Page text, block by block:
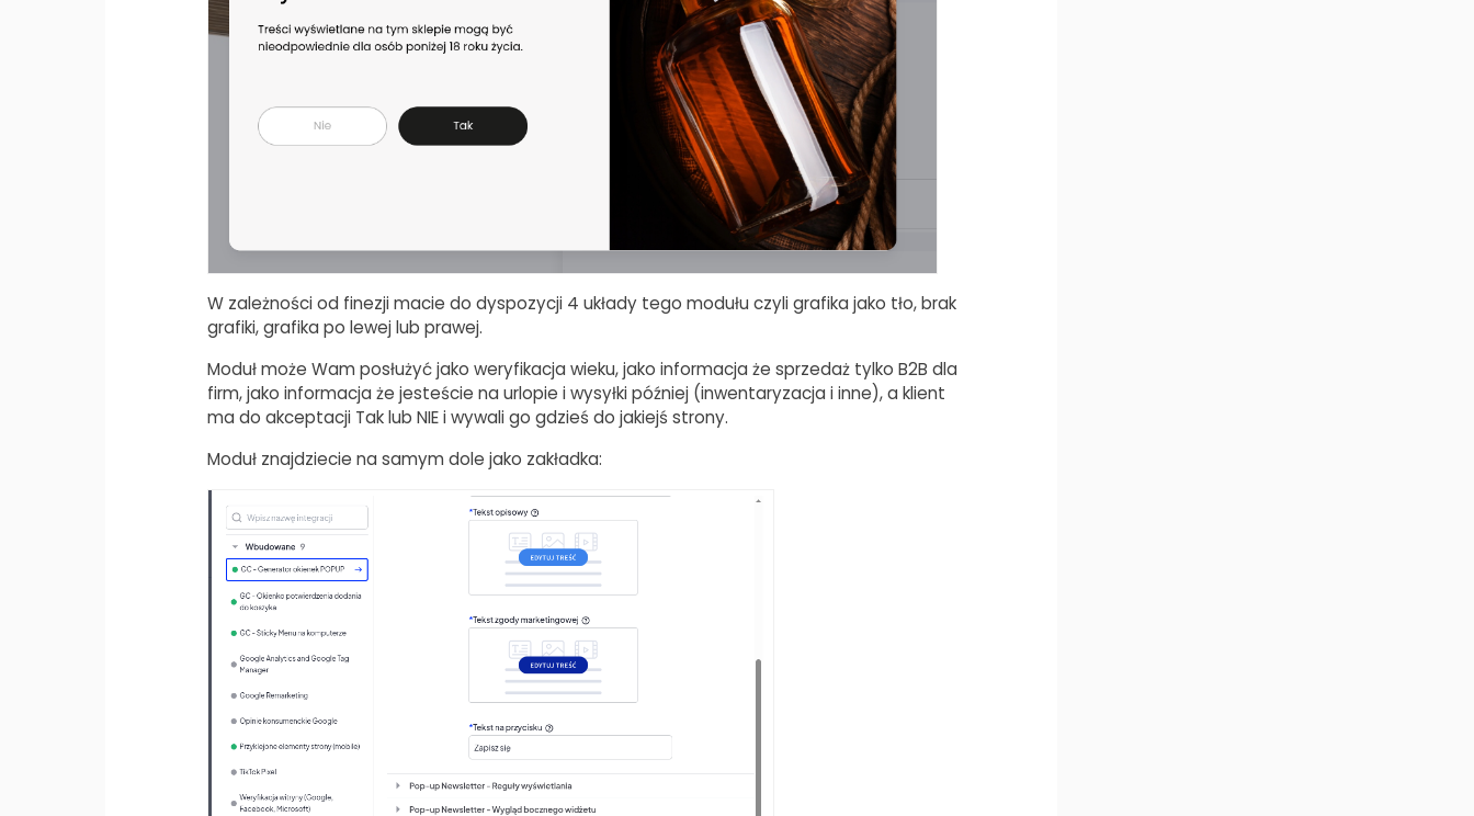
W zależności od finezji macie do dyspozycji 4 układy tego modułu czyli grafika jako tło, brak
grafiki, grafika po lewej lub prawej.
Moduł może Wam posłużyć jako weryfikacja wieku, jako informacja że sprzedaż tylko B2B dla
firm, jako informacja że jesteście na urlopie i wysyłki później (inwentaryzacja i inne), a klient
ma do akceptacji Tak lub NIE i wywali go gdzieś do jakiejś strony.
Moduł znajdziecie na samym dole jako zakładka: